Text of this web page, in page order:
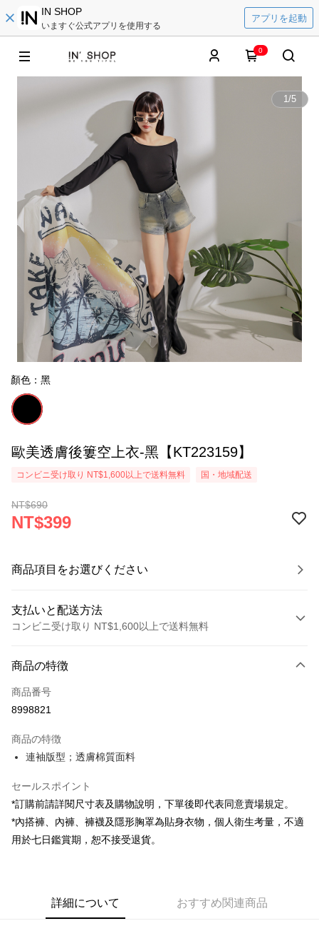
IN SHOP
いますぐ公式アプリを使用する
アプリを起動
0
1/5
顏色：黑
歐美透膚後簍空上衣-黑【KT223159】
コンビニ受け取り NT$1,600以上で送料無料 国・地域配送
NT$690
NT$399
商品項目をお選びください
支払いと配送方法
コンビニ受け取り NT$1,600以上で送料無料
クレジットカード1回払い
コンビニ店頭代金引換
Apple Pay
Google Pay
2. 支払い方法で「OP Pay Later」を選択すると、注文が成立した後に自動
的に OP Pay Later の取引プロセスに移行し、携帯番号を確認後、分割払
一、 AFTEE代金後払いについて
1.お支払い方法でAFTEE代金後払いを選択すると、携帯電話認証ウィンド
ATM払い
商品の特徴
商品番号
8998821
商品の特徴
連袖版型；透膚棉質面料
セールスポイント
*訂購前請詳閱尺寸表及購物說明，下單後即代表同意賣場規定。
*內搭褲、內褲、褲襪及隱形胸罩為貼身衣物，個人衛生考量，不適
用於七日鑑賞期，恕不接受退貨。
詳細について おすすめ関連商品